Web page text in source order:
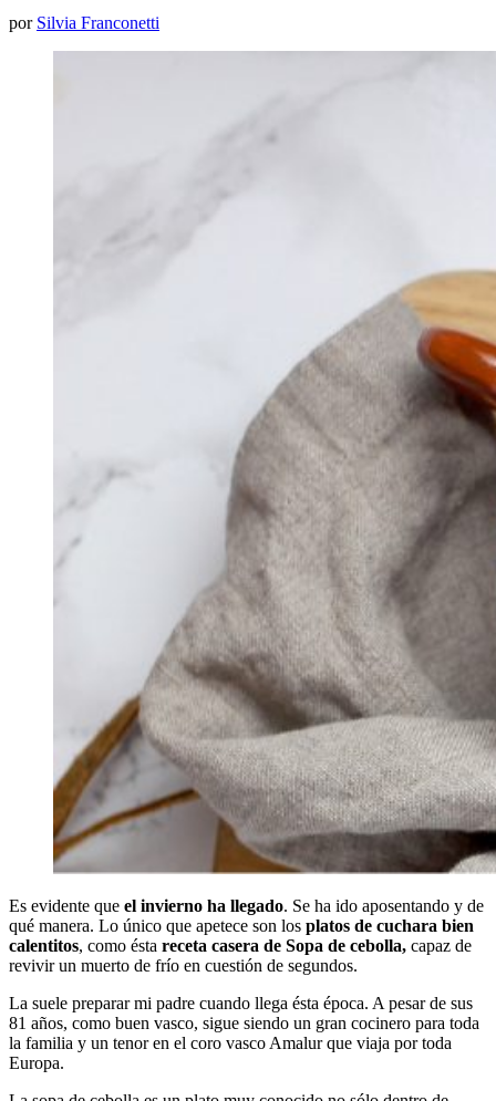
por Silvia Franconetti
Es evidente que el invierno ha llegado. Se ha ido aposentando y de
qué manera. Lo único que apetece son los platos de cuchara bien
calentitos, como ésta receta casera de Sopa de cebolla, capaz de
revivir un muerto de frío en cuestión de segundos.
La suele preparar mi padre cuando llega ésta época. A pesar de sus
81 años, como buen vasco, sigue siendo un gran cocinero para toda
la familia y un tenor en el coro vasco Amalur que viaja por toda
Europa.